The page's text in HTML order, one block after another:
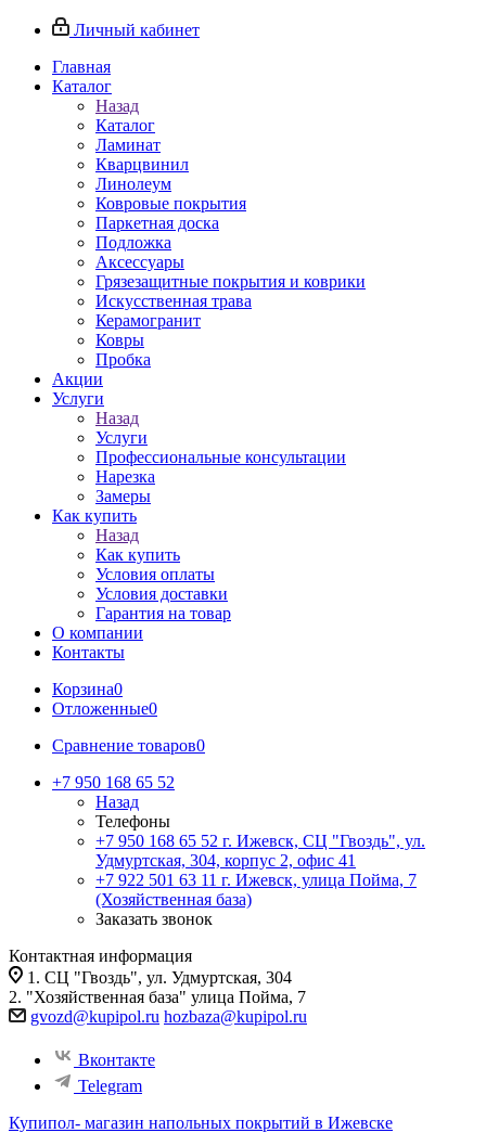
Личный кабинет
Главная
Каталог
Назад
Каталог
Ламинат
Кварцвинил
Линолеум
Ковровые покрытия
Паркетная доска
Подложка
Аксессуары
Грязезащитные покрытия и коврики
Искусственная трава
Керамогранит
Ковры
Пробка
Акции
Услуги
Назад
Услуги
Профессиональные консультации
Нарезка
Замеры
Как купить
Назад
Как купить
Условия оплаты
Условия доставки
Гарантия на товар
О компании
Контакты
Корзина0
Отложенные0
Сравнение товаров0
+7 950 168 65 52
Назад
Телефоны
+7 950 168 65 52 г. Ижевск, СЦ "Гвоздь", ул.
Удмуртская, 304, корпус 2, офис 41
+7 922 501 63 11 г. Ижевск, улица Пойма, 7
(Хозяйственная база)
Заказать звонок
Контактная информация
1. СЦ "Гвоздь", ул. Удмуртская, 304
2. "Хозяйственная база" улица Пойма, 7
gvozd@kupipol.ru hozbaza@kupipol.ru
Вконтакте
Telegram
Купипол- магазин напольных покрытий в Ижевске